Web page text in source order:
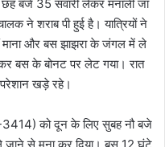
बजे 35 सवारी लेकर मनाली जा
ने शराब पी हुई है। यात्रियों ने
माना और बस झाझरा के जंगल में ले
बस के बोनट पर लेट गया। रात
खड़े रहे।
को दून के लिए सुबह नौ बजे